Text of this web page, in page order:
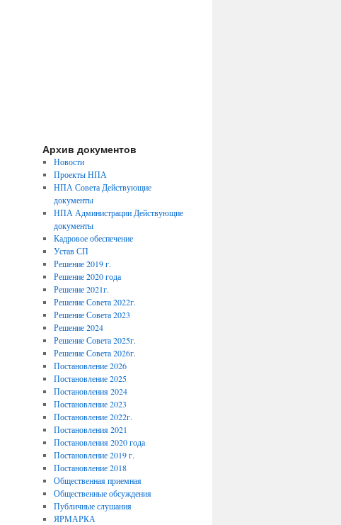
Архив документов
Новости
Проекты НПА
НПА Совета Действующие
документы
НПА Администрации Действующие
документы
Кадровое обеспечение
Устав СП
Решение 2019 г.
Решение 2020 года
Решение 2021г.
Решение Совета 2022г.
Решение Совета 2023
Решение 2024
Решение Совета 2025г.
Решение Совета 2026г.
Постановление 2026
Постановление 2025
Постановления 2024
Постановление 2023
Постановление 2022г.
Постановления 2021
Постановления 2020 года
Постановление 2019 г.
Постановление 2018
Общественная приемная
Общественные обсуждения
Публичные слушания
ЯРМАРКА